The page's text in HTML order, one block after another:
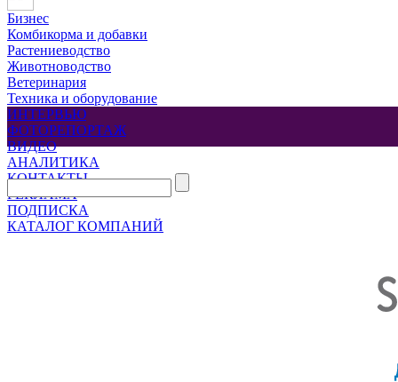
Бизнес
Комбикорма и добавки
Растениеводство
Животноводство
Ветеринария
Техника и оборудование
ИНТЕРВЬЮ
ФОТОРЕПОРТАЖ
ВИДЕО
АНАЛИТИКА
КОНТАКТЫ
РЕКЛАМА
ПОДПИСКА
КАТАЛОГ КОМПАНИЙ